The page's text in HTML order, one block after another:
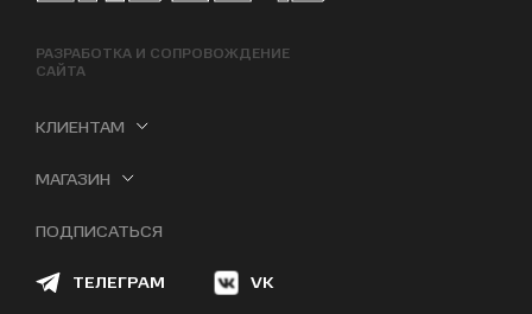
РАЗРАБОТКА И СОПРОВОЖДЕНИЕ
САЙТА
КЛИЕНТАМ
МАГАЗИН
ПОДПИСАТЬСЯ
ТЕЛЕГРАМ VK